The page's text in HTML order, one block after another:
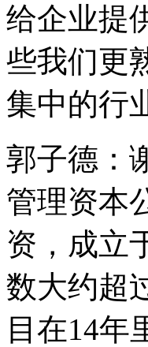
给企业提
些我们更
集中的行
郭子德：
管理资本
资，成立
数大约超
目在14年